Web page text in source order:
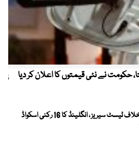
حکومت نے نئی قیمتوں کا اعلان کر دیا
پاکستان کیخلاف ٹیسٹ سیریز ، انگلینڈ کا 16 رکنی اسکواڈ